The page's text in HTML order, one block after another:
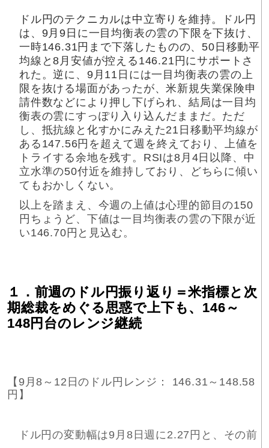
ドル円のテクニカルは中立寄りを維持。ドル円
は、9月9日に一目均衡表の雲の下限を下抜け、
一時146.31円まで下落したものの、50日移動平
均線と8月安値が控える146.21円にサポートさ
れた。逆に、9月11日には一目均衡表の雲の上
限を抜ける場面があったが、米新規失業保険申
請件数などにより押し下げられ、結局は一目均
衡表の雲にすっぽり入り込んだままだ。ただ
し、抵抗線と化すかにみえた21日移動平均線が
ある147.56円を超えて週を終えており、上値を
トライする余地を残す。RSIは8月4日以降、中
立水準の50付近を維持しており、どちらに傾い
てもおかしくない。
以上を踏まえ、今週の上値は心理的節目の150
円ちょうど、下値は一目均衡表の雲の下限が近
い146.70円と見込む。
１．前週のドル円振り返り＝米指標と次
期総裁をめぐる思惑で上下も、146～
148円台のレンジ継続
【9月8～12日のドル円レンジ： 146.31～148.58
円】
ドル円の変動幅は9月8日週に2.27円と、その前